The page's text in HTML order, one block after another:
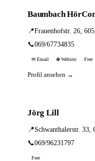
Baumbach
📍Frauenhofstr. 26,
📞069/67734835
✉ Email 🌐 Website Free
Profil ansehen →
Jörg Lill
📍Schwanthalerstr. 33,
📞069/96231797
Free